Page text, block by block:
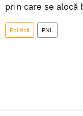
prin care se alocă
Politică PNL